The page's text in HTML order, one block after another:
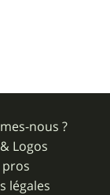
nous ?
Logos
pros
légales